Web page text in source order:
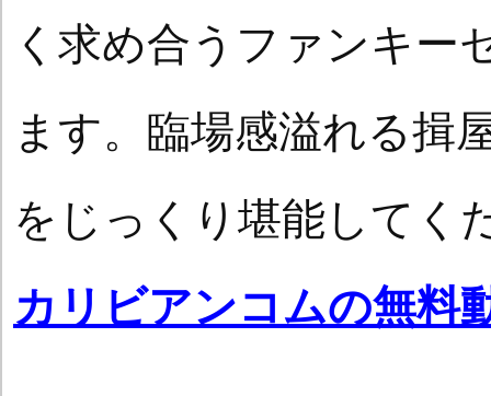
く求め合うファンキー
ます。臨場感溢れる揖
をじっくり堪能してく
カリビアンコムの無料